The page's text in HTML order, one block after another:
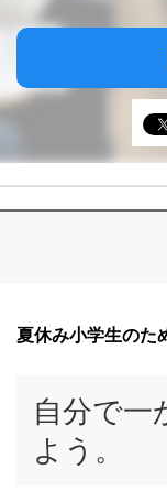
夏休み小学生のた
自分で一
よう。